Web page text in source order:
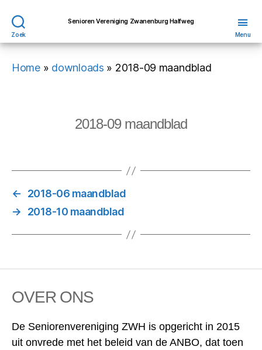
Zoek
Senioren Vereniging Zwanenburg Halfweg
Menu
Home» downloads » 2018-09 maandblad
2018-09 maandblad
←
2018-06 maandblad
→
2018-10 maandblad
OVER ONS
De Seniorenvereniging ZWH is opgericht in 2015
uit onvrede met het beleid van de ANBO, dat toen